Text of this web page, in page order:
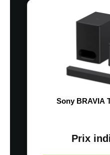
Sony BRAVIA
Prix